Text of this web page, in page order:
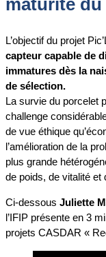
maturité du
L’objectif du projet
capteur capable de
immatures dès la
de sélection.
La survie du porcelet
challenge
de vue éthique
l’amélioration de la
plus grande
de poids, de vitalité et
Ci-dessous Juliette
l’IFIP présente en 3
projets CASDAR «